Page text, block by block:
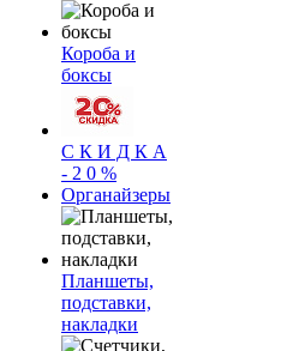
Короба и
боксы
С К И Д К А
- 2 0 %
Органайзеры
Планшеты,
подставки,
накладки